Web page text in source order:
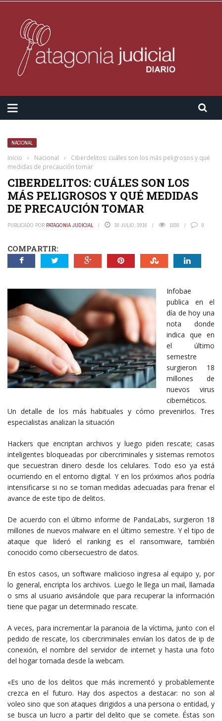
NACIONAL
Inicio › Nacional ›
Ciberdelitos: cuáles son los más peligrosos y qué
medidas de precaución tomar
CIBERDELITOS: CUÁLES SON LOS
MÁS PELIGROSOS Y QUÉ MEDIDAS
DE PRECAUCIÓN TOMAR
PUBLICADO POR PATAGONIA JUDICIAL 30 JULIO, 2016 1030 0
COMPARTIR:
Infobae
publica en el
día de hoy una
nota donde
indica que en
el último
semestre
surgieron 18
millones de
nuevos virus
cibernéticos.
Un detalle de los más habituales y cómo prevenirlos. Tres
especialistas analizan la situación
Hackers que encriptan archivos y luego piden rescate; casas
inteligentes bloqueadas por cibercriminales y sistemas remotos
que secuestran dinero desde los celulares. Todo eso ya está
ocurriendo en el entorno digital. Y en los próximos años podría
intensificarse si no se toman medidas adecuadas para frenar el
avance de este tipo de delitos.
De acuerdo con el último informe de PandaLabs, surgieron 18
millones de nuevos malware en el último semestre. Y el tipo de
ataque que lideró el ranking es el ransomware, también
conocido como cibersecuestro de datos.
En estos casos, un software malicioso ingresa al equipo y, por
lo general, encripta los archivos. Luego le llega un mail, llamada
o sms al usuario avisándole que para recuperar la información
tiene que pagar un determinado rescate.
A veces, para incrementar la paranoia de la víctima, junto con el
pedido de rescate, los cibercriminales envían los datos de ip de
conexión, el nombre del servidor de internet y hasta una foto
del hogar tomada desde la webcam.
«Es uno de los delitos que más incrementó y probablemente
crezca en el futuro. Hay dos aspectos a destacar: no son al
voleo sino que son ataques dirigidos a una persona o entidad, y
se busca un lucro a partir del delito que se comete. Éstas son